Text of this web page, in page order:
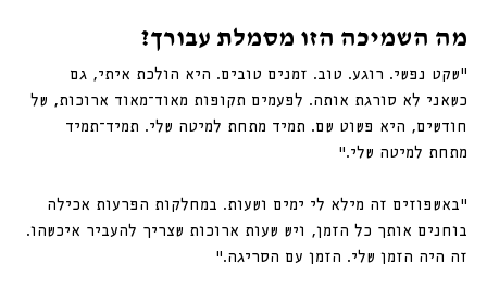
מה השמיכה הזו מסמלת עבורך?
״שקט נפשי. רוגע. טוב. זמנים טובים. היא הולכת איתי, גם
כשאני לא סורגת אותה. לפעמים תקופות מאוד־מאוד ארוכות, של
חודשים, היא פשוט שם. תמיד מתחת למיטה שלי. תמיד־תמיד
מתחת למיטה שלי.״
״באשפוזים זה מילא לי ימים ושעות. במחלקות הפרעות אכילה
בוחנים אותך כל הזמן, ויש שעות ארוכות שצריך להעביר איכשהו.
זה היה הזמן שלי. הזמן עם הסריגה.״